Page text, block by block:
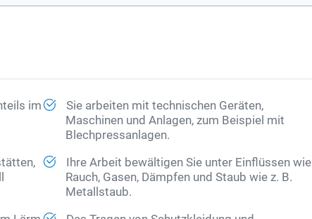
im
Sie arbeiten mit technischen Geräten,
Maschinen und Anlagen, zum Beispiel mit
Blechpressanlagen.
Ihre Arbeit bewältigen Sie unter Einflüssen wie
Rauch, Gasen, Dämpfen und Staub wie z. B.
Metallstaub.